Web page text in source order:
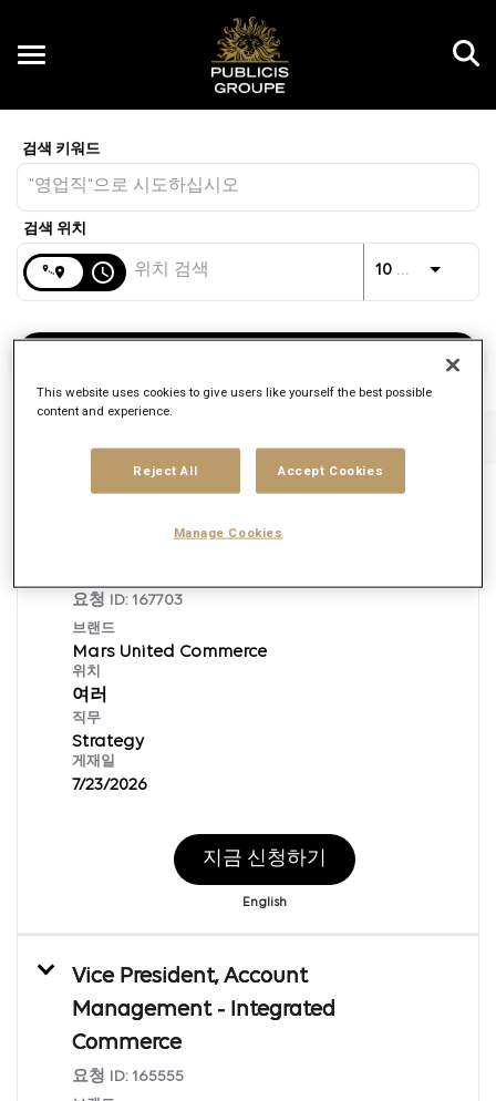
Toggle
KR
access_time 10 킬로미터
3 결과 게시됨
다음별 정렬
요청 ID: 167703
브랜드
Mars United Commerce
위치
여러
직무
Strategy
게재일
7/23/2026
지금 신청하기
English
Vice President, Account
Management - Integrated
Commerce
요청 ID: 165555
This website uses cookies to give users like yourself the best possible
content and experience.
Reject All Accept Cookies
Manage Cookies